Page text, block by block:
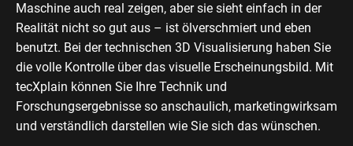
Maschine auch real zeigen, aber sie sieht einfach in der
Realität nicht so gut aus – ist ölverschmiert und eben
benutzt. Bei der technischen 3D Visualisierung haben Sie
die volle Kontrolle über das visuelle Erscheinungsbild. Mit
tecXplain können Sie Ihre Technik und
Forschungsergebnisse so anschaulich, marketingwirksam
und verständlich darstellen wie Sie sich das wünschen.